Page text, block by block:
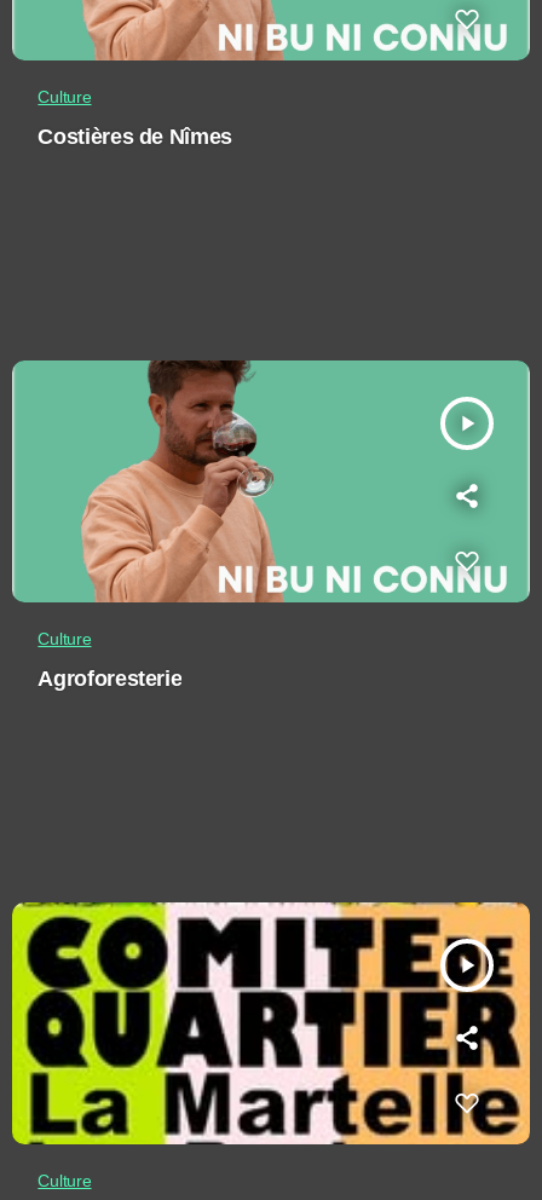
Culture
Costières de Nîmes
play_arrow
Culture
Agroforesterie
play_arrow
Culture